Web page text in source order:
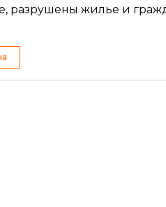
жилье и